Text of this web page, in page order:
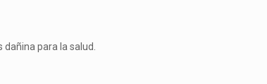
para la salud.